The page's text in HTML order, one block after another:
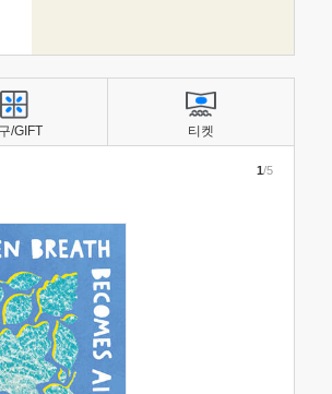
1/5
/GIFT 티켓